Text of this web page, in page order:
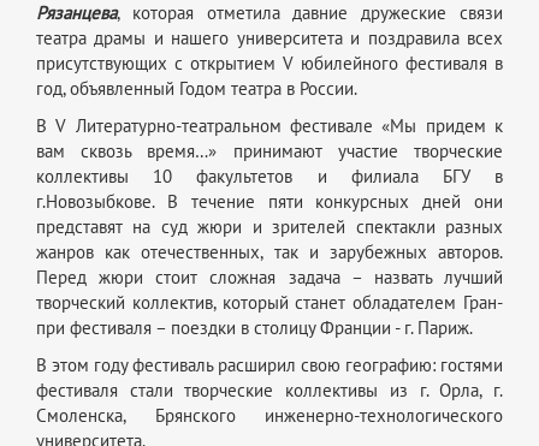
Рязанцева, которая отметила давние дружеские связи
театра драмы и нашего университета и поздравила всех
присутствующих с открытием V юбилейного фестиваля в
год, объявленный Годом театра в России.
В V Литературно-театральном фестивале «Мы придем к
вам сквозь время…» принимают участие творческие
коллективы 10 факультетов и филиала БГУ в
г.Новозыбкове. В течение пяти конкурсных дней они
представят на суд жюри и зрителей спектакли разных
жанров как отечественных, так и зарубежных авторов.
Перед жюри стоит сложная задача – назвать лучший
творческий коллектив, который станет обладателем Гран-
при фестиваля – поездки в столицу Франции - г. Париж.
В этом году фестиваль расширил свою географию: гостями
фестиваля стали творческие коллективы из г. Орла, г.
Смоленска, Брянского инженерно-технологического
университета.